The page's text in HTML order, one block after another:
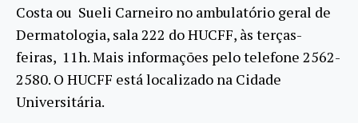
Costa ou Sueli Carneiro no ambulatório geral de
Dermatologia, sala 222 do HUCFF, às terças-
feiras, 11h. Mais informações pelo telefone 2562-
2580. O HUCFF está localizado na Cidade
Universitária.